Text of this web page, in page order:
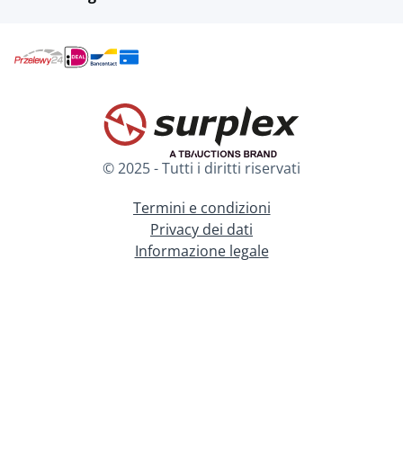
© 2025 - Tutti i diritti riservati
Termini e condizioni
Privacy dei dati
Informazione legale